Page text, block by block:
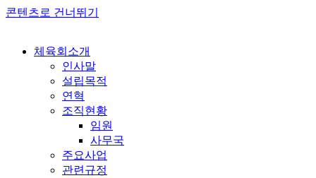
콘텐츠로 건너뛰기
체육회소개
인사말
설립목적
연혁
조직현황
임원
사무국
주요사업
관련규정